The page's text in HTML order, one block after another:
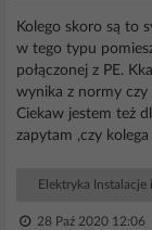
Kolego skoro są to
w tego typu
połączonej z PE.
wynika z normy
Ciekaw jestem też
zapytam ,czy
Elektryka Instalacje
28 Paź 2020 12:06